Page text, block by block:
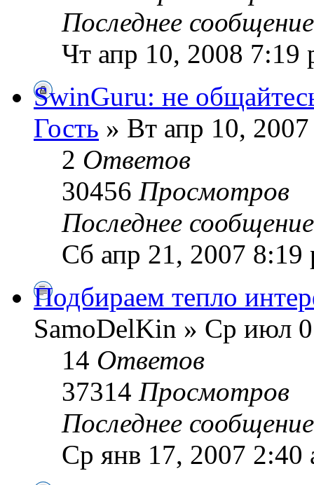
Последнее
Чт апр 10, 2008 7:19
SwinGuru: не
Гость » Вт апр 10,
2 Ответов
30456 Просмотров
Последнее
Сб апр 21, 2007 8:19
Подбираем тепло
SamoDelKin » Ср июл
14 Ответов
37314 Просмотров
Последнее
Ср янв 17, 2007 2:40